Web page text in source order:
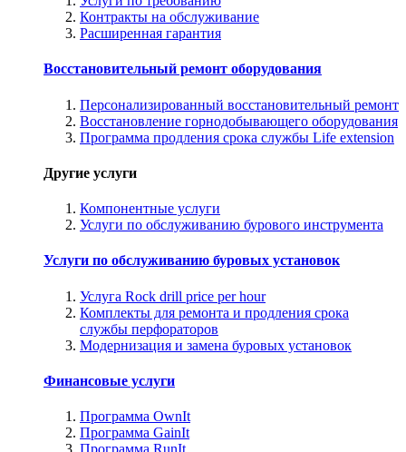
Контракты на обслуживание
Расширенная гарантия
Восстановительный ремонт оборудования
Персонализированный восстановительный ремонт
Восстановление горнодобывающего оборудования
Программа продления срока службы Life extension
Другие услуги
Компонентные услуги
Услуги по обслуживанию бурового инструмента
Услуги по обслуживанию буровых установок
Услуга Rock drill price per hour
Комплекты для ремонта и продления срока
службы перфораторов
Модернизация и замена буровых установок
Финансовые услуги
Программа OwnIt
Программа GainIt
Программа RunIt